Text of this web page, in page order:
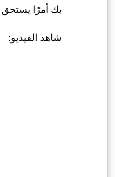
بك أمرًا
شاهد الفيديو: